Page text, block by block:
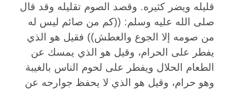
قليله ويضر كثيره. وقصد الصوم تقليله وقد قال
صلى الله عليه وسلم: ((كم من صائم ليس له
من صومه إلا الجوع والعطش)) فقيل هو الذي
يفطر على الحرام، وقيل هو الذي يمسك عن
الطعام الحلال ويفطر على لحوم الناس بالغيبة
وهو حرام، وقيل هو الذي لا يحفظ جوارحه عن